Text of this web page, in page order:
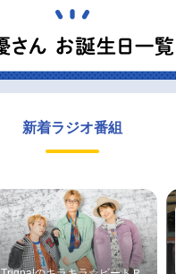
新着ラジオ番組